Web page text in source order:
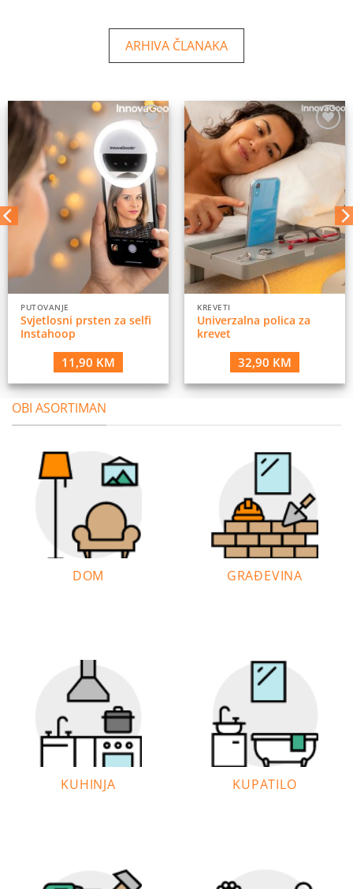
ARHIVA ČLANAKA
Dodaj
na
listu
želja
PUTOVANJE
Svjetlosni prsten za selfi
Instahoop
11,90 KM
Dodaj
KREVETI
Univerzalna polica za
krevet
32,90 KM
OBI ASORTIMAN
DOM GRAĐEVINA
KUHINJA KUPATILO